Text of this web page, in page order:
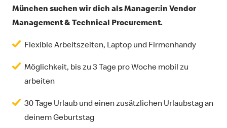
München suchen wir dich alsManager:in Vendor
Management & Technical Procurement.
Flexible Arbeitszeiten, Laptop und Firmenhandy
Möglichkeit, bis zu 3 Tage pro Woche mobil zu
arbeiten
30 Tage Urlaub und einen zusätzlichen Urlaubstag an
deinem Geburtstag